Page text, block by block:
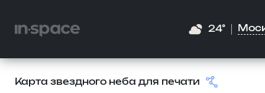
24°
Карта звездного неба для печати